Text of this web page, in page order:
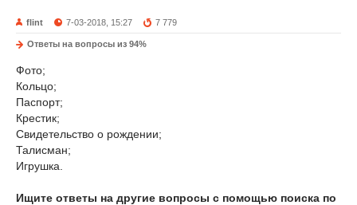
flint 7-03-2018, 15:27 7 779
Ответы на вопросы из 94%
Фото;
Кольцо;
Паспорт;
Крестик;
Свидетельство о рождении;
Талисман;
Игрушка.
Ищите ответы на другие вопросы с помощью поиска по